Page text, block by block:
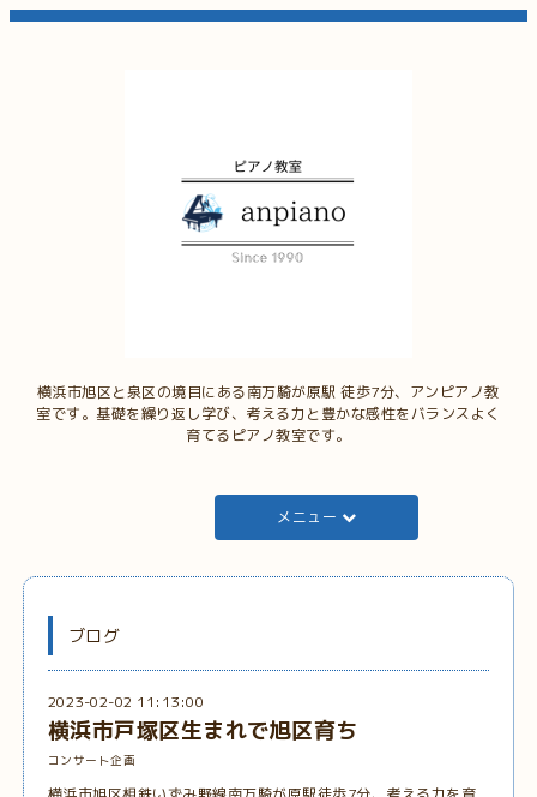
横浜市旭区と泉区の境目にある南万騎が原駅 徒歩7分、アンピアノ教
室です。基礎を繰り返し学び、考える力と豊かな感性をバランスよく
育てるピアノ教室です。
メニュー
ブログ
2023-02-02 11:13:00
横浜市戸塚区生まれで旭区育ち
コンサート企画